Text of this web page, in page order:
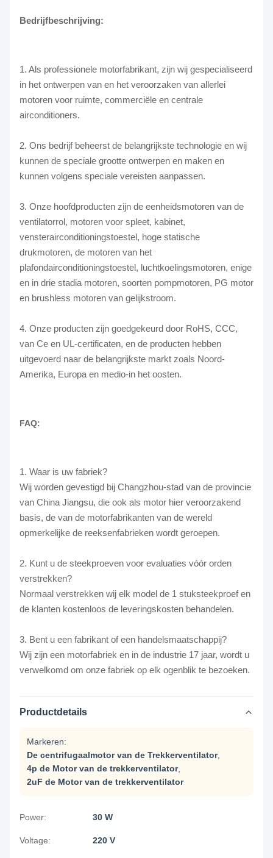
Bedrijfbeschrijving:
1. Als professionele motorfabrikant, zijn wij gespecialiseerd
in het ontwerpen van en het veroorzaken van allerlei
motoren voor ruimte, commerciële en centrale
airconditioners.
2. Ons bedrijf beheerst de belangrijkste technologie en wij
kunnen de speciale grootte ontwerpen en maken en
kunnen volgens speciale vereisten aanpassen.
3. Onze hoofdproducten zijn de eenheidsmotoren van de
ventilatorrol, motoren voor spleet, kabinet,
vensterairconditioningstoestel, hoge statische
drukmotoren, de motoren van het
plafondairconditioningstoestel, luchtkoelingsmotoren, enige
en in drie stadia motoren, soorten pompmotoren, PG motor
en brushless motoren van gelijkstroom.
4. Onze producten zijn goedgekeurd door RoHS, CCC,
van Ce en UL-certificaten, en de producten hebben
uitgevoerd naar de belangrijkste markt zoals Noord-
Amerika, Europa en medio-in het oosten.
FAQ:
1. Waar is uw fabriek?
Wij worden gevestigd bij Changzhou-stad van de provincie
van China Jiangsu, die ook als motor hier veroorzakend
basis, de van de motorfabrikanten van de wereld
opmerkelijke de reeksenfabrieken wordt geroepen.
2. Kunt u de steekproeven voor evaluaties vóór orden
verstrekken?
Normaal verstrekken wij elk model de 1 stuksteekproef en
de klanten kostenloos de leveringskosten behandelen.
3. Bent u een fabrikant of een handelsmaatschappij?
Wij zijn een motorfabriek en in de industrie 17 jaar, wordt u
verwelkomd om onze fabriek op elk ogenblik te bezoeken.
Productdetails
Markeren:
De centrifugaalmotor van de Trekkerventilator,
4p de Motor van de trekkerventilator,
2uF de Motor van de trekkerventilator
Power: 30 W
Voltage: 220 V